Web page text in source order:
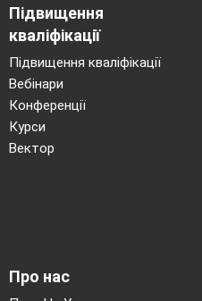
Підвищення
кваліфікації
Підвищення кваліфікації
Вебінари
Конференції
Курси
Вектор
Про нас